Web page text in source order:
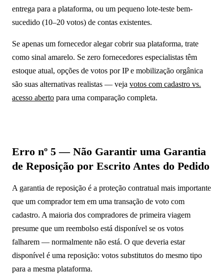
entrega para a plataforma, ou um pequeno lote-teste bem-
sucedido (10–20 votos) de contas existentes.
Se apenas um fornecedor alegar cobrir sua plataforma, trate
como sinal amarelo. Se zero fornecedores especialistas têm
estoque atual, opções de votos por IP e mobilização orgânica
são suas alternativas realistas — veja votos com cadastro vs.
acesso aberto para uma comparação completa.
Erro nº 5 — Não Garantir uma Garantia
de Reposição por Escrito Antes do Pedido
A garantia de reposição é a proteção contratual mais importante
que um comprador tem em uma transação de voto com
cadastro. A maioria dos compradores de primeira viagem
presume que um reembolso está disponível se os votos
falharem — normalmente não está. O que deveria estar
disponível é uma reposição: votos substitutos do mesmo tipo
para a mesma plataforma.